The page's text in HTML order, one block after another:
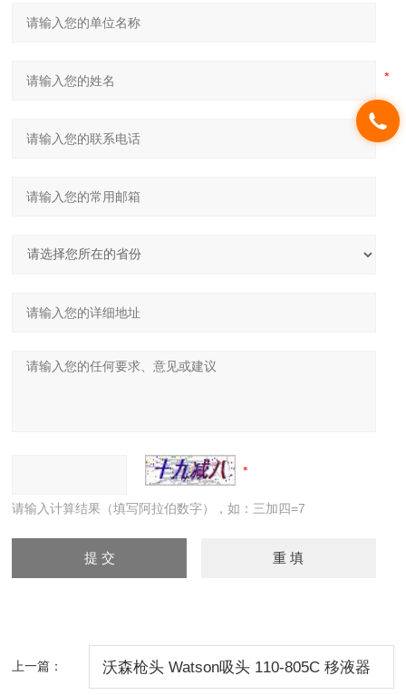
请输入计算结果（填写阿拉伯数字），如：三加四=7
上一篇： 沃森枪头 Watson吸头 110-805C 移液器